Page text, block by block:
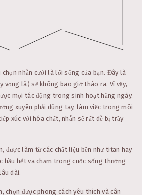
nhẫn cưới là lối sống của bạn. Đây là
vọng là) sẽ không bao giờ tháo ra. Vì vậy,
mọi tác động trong sinh hoạt hằng ngày.
xuyên phải dùng tay, làm việc trong môi
xúc với hóa chất, nhẫn sẽ rất dễ bị trầy
được làm từ các chất liệu bền như titan hay
hầu hết va chạm trong cuộc sống thường
dài.
chọn được phong cách yêu thích và cân